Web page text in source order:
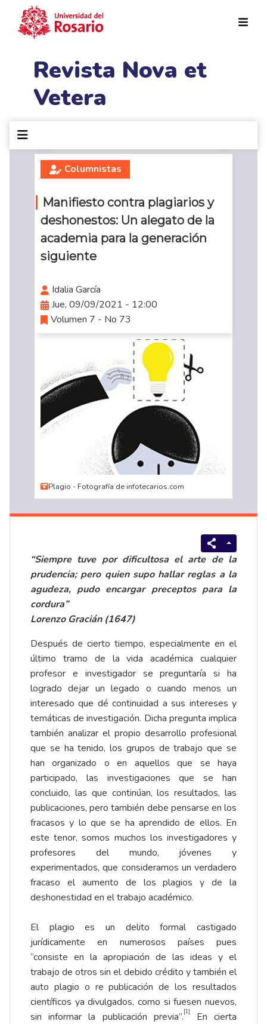
Revista Nova et
Vetera
Columnistas
Manifiesto contra plagiarios y
deshonestos: Un alegato de la
academia para la generación
siguiente
Idalia García
Jue, 09/09/2021 - 12:00
Volumen 7 - No 73
Plagio - Fotografía de infotecarios.com
“Siempre tuve por dificultosa el arte de la
prudencia; pero quien supo hallar reglas a la
agudeza, pudo encargar preceptos para la
cordura”
Lorenzo Gracián (1647)
Después de cierto tiempo, especialmente en el
último tramo de la vida académica cualquier
profesor e investigador se preguntaría si ha
logrado dejar un legado o cuando menos un
interesado que dé continuidad a sus intereses y
temáticas de investigación. Dicha pregunta implica
también analizar el propio desarrollo profesional
que se ha tenido, los grupos de trabajo que se
han organizado o en aquellos que se haya
participado, las investigaciones que se han
concluido, las que continúan, los resultados, las
publicaciones, pero también debe pensarse en los
fracasos y lo que se ha aprendido de ellos. En
este tenor, somos muchos los investigadores y
profesores del mundo, jóvenes y
experimentados, que consideramos un verdadero
fracaso el aumento de los plagios y de la
deshonestidad en el trabajo académico.
El plagio es un delito formal castigado
jurídicamente en numerosos países pues
“consiste en la apropiación de las ideas y el
trabajo de otros sin el debido crédito y también el
auto plagio o re publicación de los resultados
científicos ya divulgados, como si fuesen nuevos,
sin informar la publicación previa”. [1]
En cierta